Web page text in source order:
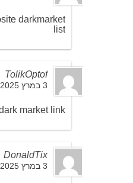
darkmarket
list
TolikOptof
3 במרץ 2025 ב 5:24
market link
DonaldTix
3 במרץ 2025 ב 5:28